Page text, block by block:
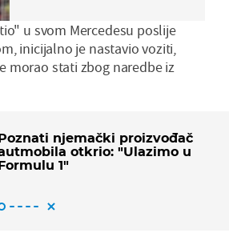
u svom Mercedesu poslije
inicijalno je nastavio voziti,
morao stati zbog naredbe iz
njemački proizvođač
otkrio: "Ulazimo u
1"